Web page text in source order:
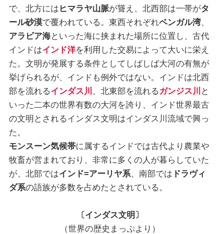
で、北方には ヒマラヤ山脈が聳え、北西部は一帯がタ
ール砂漠で覆われている。東西それぞれベンガル湾、
アラビア海といった海に挟まれた場所に位置し、古代
インドはインド洋を利用した交易によって大いに栄え
た。文明が発展する条件としてしばしば大河の有無が
挙げられるが、インドも例外ではない。インドは北西
部を流れるインダス川 、北東部を流れる ガンジス川
と
いった二本の世界有数の大河を誇り、インド世界最古
の文明とされるインダス文明はインダス川流域で興っ
た。
モンスーン気候帯に属するインドでは古代より農業や
牧畜が営まれており、非常に多くの人が暮らしていた
が、北部ではインド=アーリヤ系、南部では ドラヴィ
ダ系の語族が多数を占めたとされている。
〔インダス文明〕
（世界の歴史まっぷより）